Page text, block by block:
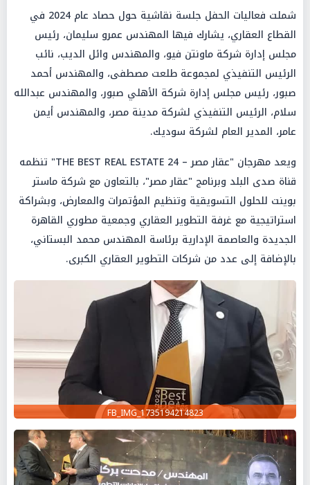
شملت فعاليات الحفل جلسة نقاشية حول حصاد عام 2024 في
القطاع العقاري، يشارك فيها المهندس عمرو سليمان، رئيس
مجلس إدارة شركة ماونتن فيو، والمهندس وائل الديب، نائب
الرئيس التنفيذي لمجموعة طلعت مصطفى، والمهندس أحمد
صبور، رئيس مجلس إدارة شركة الأهلي صبور، والمهندس عبدالله
سلام، الرئيس التنفيذي لشركة مدينة مصر، والمهندس أيمن
عامر، المدير العام لشركة سوديك.
ويعد مهرجان "عقار مصر – THE BEST REAL ESTATE 24" تنظمه
قناة صدى البلد وبرنامج "عقار مصر"، بالتعاون مع شركة ماستر
بوينت للحلول التسويقية وتنظيم المؤتمرات والمعارض، وبشراكة
استراتيجية مع غرفة التطوير العقاري وجمعية مطوري القاهرة
الجديدة والعاصمة الإدارية برئاسة المهندس محمد البستاني،
بالإضافة إلى عدد من شركات التطوير العقاري الكبرى.
FB_IMG_1735194214823